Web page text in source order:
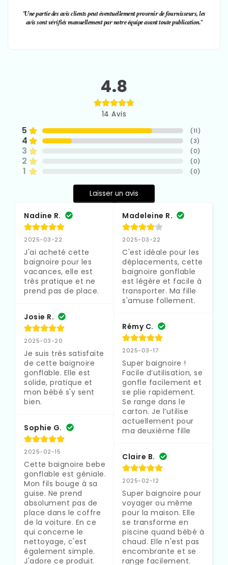
"Une partie des avis clients peut éventuellement provenir de fournisseurs, les
avis sont vérifiés manuellement par notre équipe avant toute publication."
4.8
14 Avis
5 (11)
4 (3)
3 (0)
2 (0)
1 (0)
Laisser un avis
Nadine R.
2025-03-22
J'ai acheté cette
baignoire pour les
vacances, elle est
très pratique et ne
prend pas de place.
Josie R.
2025-03-20
Je suis très satisfaite
de cette baignoire
gonflable. Elle est
solide, pratique et
mon bébé s'y sent
bien.
Sophie G.
2025-02-15
Cette baignoire bebe
gonflable est géniale.
Mon fils bouge à sa
guise. Ne prend
absolument pas de
place dans le coffre
de la voiture. En ce
qui concerne le
nettoyage, c'est
également simple.
J'adore ce produit.
Madeleine R.
2025-03-22
C'est idéale pour les
déplacements, cette
baignoire gonflable
est légère et facile à
transporter. Ma fille
s'amuse follement.
Rémy C.
2025-03-17
Super baignoire !
Facile d’utilisation, se
gonfle facilement et
se plie rapidement.
Se range dans le
carton. Je l’utilise
actuellement pour
ma deuxième fille
Claire B.
2025-02-12
Super baignoire pour
voyager ou même
pour la maison. Elle
se transforme en
piscine quand bébé à
chaud. Elle n'est pas
encombrante et se
range facilement.